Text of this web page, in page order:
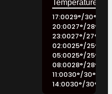
17:0029°/30°
20:0027°/28°
23:0027°/27°
02:0025°/25°
05:0025°/25°
08:0028°/28°
11:0030°/30°
14:0030°/30°